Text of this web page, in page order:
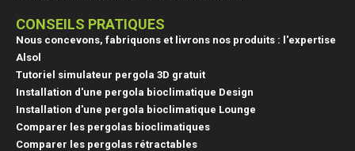
CONSEILS PRATIQUES
Nous concevons, fabriquons et livrons nos produits : l'expertise
Alsol
Tutoriel simulateur pergola 3D gratuit
Installation d'une pergola bioclimatique Design
Installation d'une pergola bioclimatique Lounge
Comparer les pergolas bioclimatiques
Comparer les pergolas rétractables